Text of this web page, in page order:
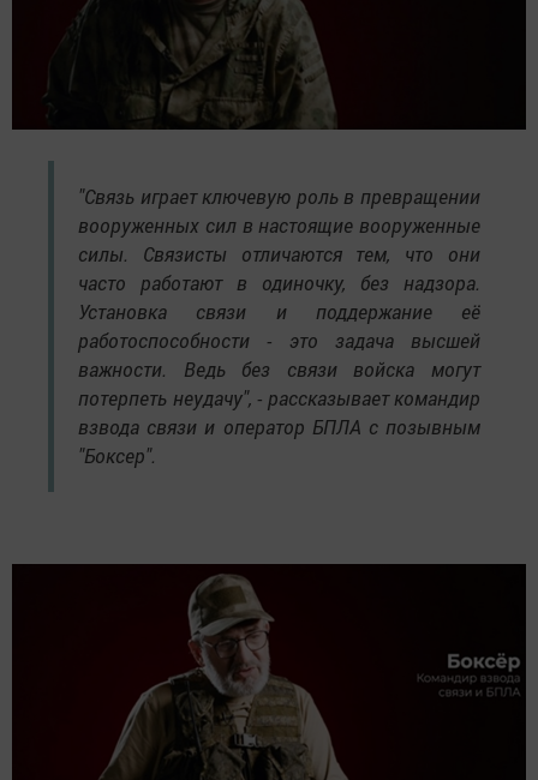
"Связь играет ключевую роль в превращении
вооруженных сил в настоящие вооруженные
силы. Связисты отличаются тем, что они
часто работают в одиночку, без надзора.
Установка связи и поддержание её
работоспособности - это задача высшей
важности. Ведь без связи войска могут
потерпеть неудачу", - рассказывает командир
взвода связи и оператор БПЛА с позывным
"Боксер".